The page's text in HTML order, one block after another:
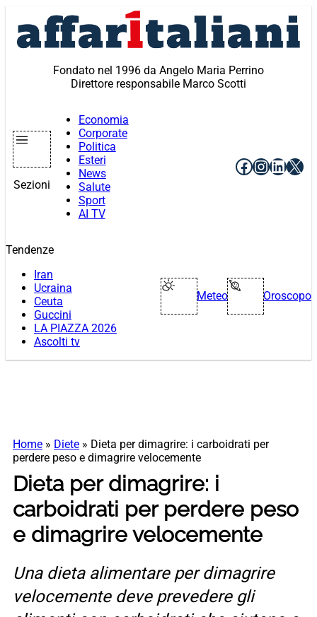
contenuto
Fondato nel 1996 da Angelo Maria Perrino
Direttore responsabile Marco Scotti
Sezioni
Economia
Corporate
Politica
Esteri
News
Salute
Sport
AI TV
Facebook
X
Tendenze
Iran
Ucraina
Ceuta
Guccini
LA PIAZZA 2026
Ascolti tv
Meteo Oroscopo
Home » Diete » Dieta per dimagrire: i carboidrati per
perdere peso e dimagrire velocemente
Dieta per dimagrire: i
carboidrati per perdere peso
e dimagrire velocemente
Una dieta alimentare per dimagrire
velocemente deve prevedere gli